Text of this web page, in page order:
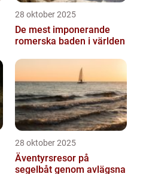
28 oktober 2025
De mest imponerande
romerska baden i världen
28 oktober 2025
Äventyrsresor på
segelbåt genom avlägsna